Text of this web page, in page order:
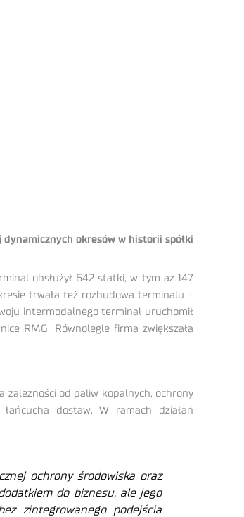
okresów w historii spółki
obsłużył 642 statki, w tym aż 147
trwała też rozbudowa terminalu –
intermodalnego terminal uruchomił
RMG. Równolegle firma zwiększała
zależności od paliw kopalnych, ochrony
dostaw. W ramach działań
ochrony środowiska oraz
do biznesu, ale jego
zintegrowanego podejścia